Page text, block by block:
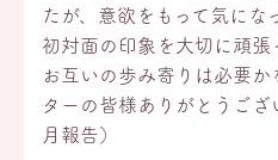
たが、意欲をもって気にな
初対面の印象を大切に頑張
お互いの歩み寄りは必要か
ターの皆様ありがとうござ
月報告）